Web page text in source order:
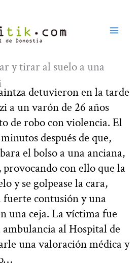
y tirar al suelo a una
detuvieron en la tarde
a un varón de 26 años
de robo con violencia. El
después de que,
el bolso a una anciana,
con ello que la
y se golpease la cara,
contusión y una
una ceja. La víctima fue
al Hospital de
una valoración médica y